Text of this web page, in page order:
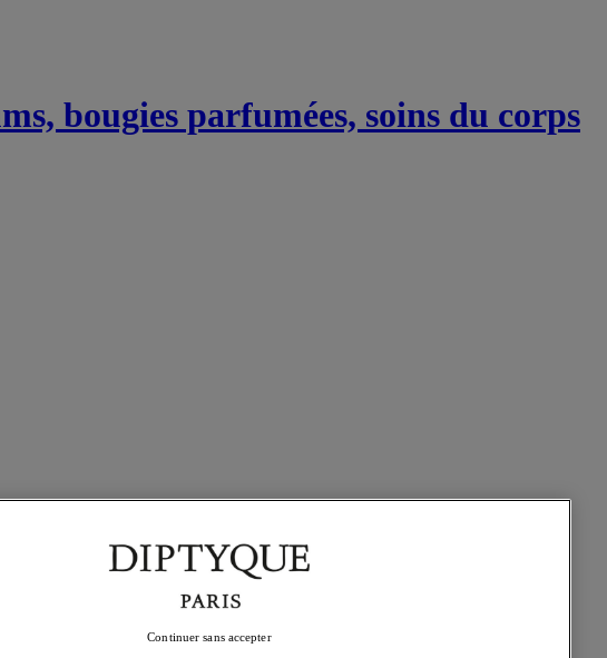
bougies parfumées, soins du corps
Continuer sans accepter